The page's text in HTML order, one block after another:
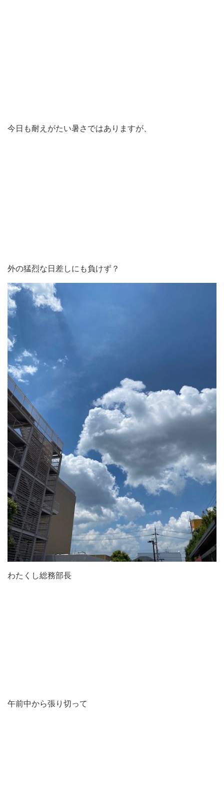
今日も耐えがたい暑さではありますが、
外の猛烈な日差しにも負けず？
わたくし総務部長
午前中から張り切って